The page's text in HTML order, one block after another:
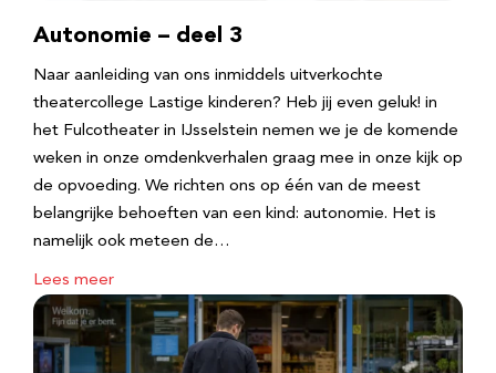
Autonomie – deel 3
Naar aanleiding van ons inmiddels uitverkochte
theatercollege Lastige kinderen? Heb jij even geluk! in
het Fulcotheater in IJsselstein nemen we je de komende
weken in onze omdenkverhalen graag mee in onze kijk op
de opvoeding. We richten ons op één van de meest
belangrijke behoeften van een kind: autonomie. Het is
namelijk ook meteen de…
Lees meer